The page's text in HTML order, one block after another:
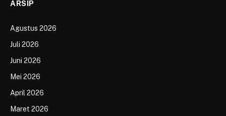
ARSIP
Agustus 2026
Juli 2026
Juni 2026
Mei 2026
April 2026
Maret 2026